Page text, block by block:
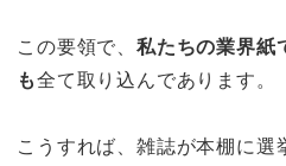
この要領で、 私たちの業界紙
も全て取り込んであります。
こうすれば、雑誌が本棚に選